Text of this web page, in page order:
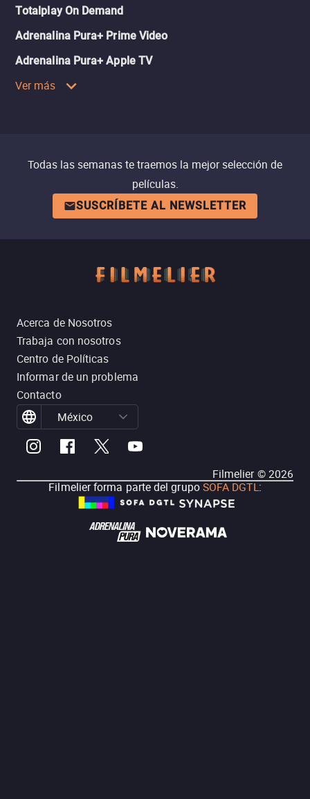
Totalplay On Demand
Adrenalina Pura+ Prime Video
Adrenalina Pura+ Apple TV
Ver más
Todas las semanas te traemos la mejor selección de
películas.
SUSCRÍBETE AL NEWSLETTER
Acerca de Nosotros
Trabaja con nosotros
Centro de Políticas
Informar de un problema
Contacto
México
Filmelier ©2026
Filmelier forma parte del grupoSOFA DGTL: